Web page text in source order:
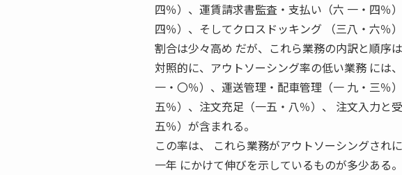
四％）、運賃請求書監査・支払い（六 一・四％
四％）、そしてクロスドッキング （三八・六％）
割合は少々高め だが、これら業務の内訳と順序
対照的に、アウトソーシング率の低い業務 には
一・〇％）、運送管理・配車管理（一 九・三％
五％）、注文充足（一五・八％）、 注文入力と
五％）が含まれる。
この率は、 これら業務がアウトソーシングされ
一年 にかけて伸びを示しているものが多少ある。